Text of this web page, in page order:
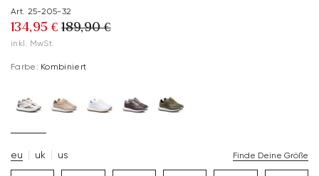
Art. 25-205-32
134,95 € 189,90 €
inkl. MwSt.
Farbe: Kombiniert
eu uk us Finde Deine Größe